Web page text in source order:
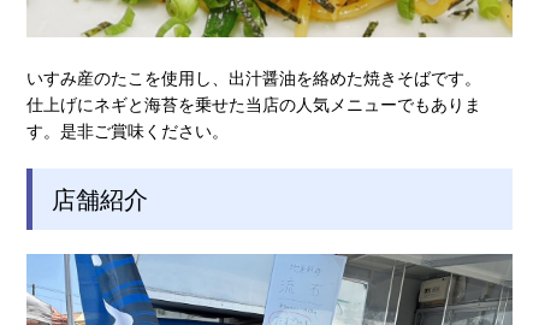
いすみ産のたこを使用し、出汁醤油を絡めた焼きそばです。
仕上げにネギと海苔を乗せた当店の人気メニューでもありま
す。是非ご賞味ください。
店舗紹介